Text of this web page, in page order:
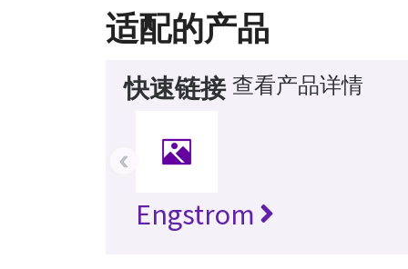
适配的产品
快速链接 查看产品详情
Engstrom
‹